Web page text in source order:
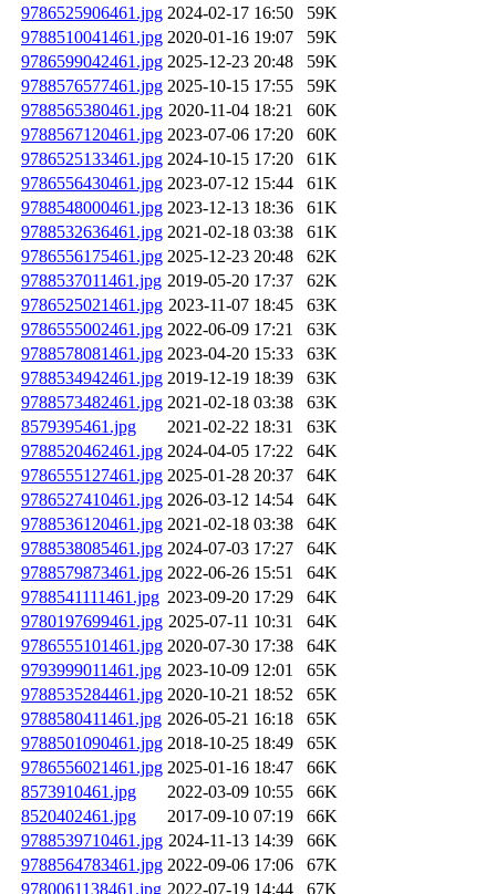
9786525906461.jpg 2024-02-17 16:50
59K
9788510041461.jpg 2020-01-16 19:07
59K
9786599042461.jpg 2025-12-23 20:48
59K
9788576577461.jpg 2025-10-15 17:55
59K
9788565380461.jpg 2020-11-04 18:21
60K
9788567120461.jpg 2023-07-06 17:20
60K
9786525133461.jpg 2024-10-15 17:20
61K
9786556430461.jpg 2023-07-12 15:44
61K
9788548000461.jpg 2023-12-13 18:36
61K
9788532636461.jpg 2021-02-18 03:38
61K
9786556175461.jpg 2025-12-23 20:48
62K
9788537011461.jpg 2019-05-20 17:37
62K
9786525021461.jpg 2023-11-07 18:45
63K
9786555002461.jpg 2022-06-09 17:21
63K
9788578081461.jpg 2023-04-20 15:33
63K
9788534942461.jpg 2019-12-19 18:39
63K
9788573482461.jpg 2021-02-18 03:38
63K
8579395461.jpg
2021-02-22 18:31
63K
9788520462461.jpg 2024-04-05 17:22
64K
9786555127461.jpg 2025-01-28 20:37
64K
9786527410461.jpg 2026-03-12 14:54
64K
9788536120461.jpg 2021-02-18 03:38
64K
9788538085461.jpg 2024-07-03 17:27
64K
9788579873461.jpg 2022-06-26 15:51
64K
9788541111461.jpg 2023-09-20 17:29
64K
9780197699461.jpg 2025-07-11 10:31
64K
9786555101461.jpg 2020-07-30 17:38
64K
9793999011461.jpg 2023-10-09 12:01
65K
9788535284461.jpg 2020-10-21 18:52
65K
9788580411461.jpg 2026-05-21 16:18
65K
9788501090461.jpg 2018-10-25 18:49
65K
9786556021461.jpg 2025-01-16 18:47
66K
8573910461.jpg
2022-03-09 10:55
66K
8520402461.jpg
2017-09-10 07:19
66K
9788539710461.jpg 2024-11-13 14:39
66K
9788564783461.jpg 2022-09-06 17:06
67K
9780061138461.jpg 2022-07-19 14:44 67K